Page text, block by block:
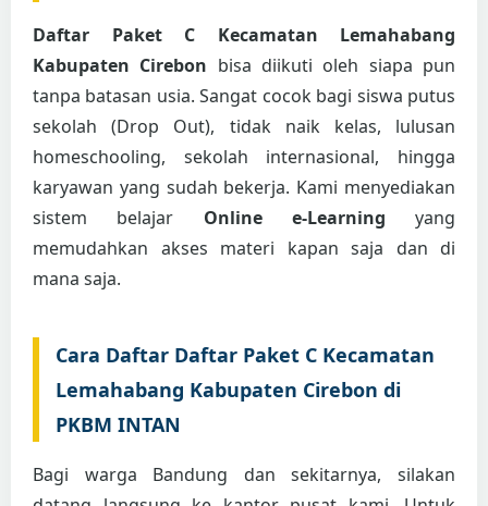
Daftar Paket C Kecamatan Lemahabang
Kabupaten Cirebon bisa diikuti oleh siapa pun
tanpa batasan usia. Sangat cocok bagi siswa putus
sekolah (Drop Out), tidak naik kelas, lulusan
homeschooling, sekolah internasional, hingga
karyawan yang sudah bekerja. Kami menyediakan
sistem belajar Online e-Learning yang
memudahkan akses materi kapan saja dan di
mana saja.
Cara Daftar Daftar Paket C Kecamatan
Lemahabang Kabupaten Cirebon di
PKBM INTAN
Bagi warga Bandung dan sekitarnya, silakan